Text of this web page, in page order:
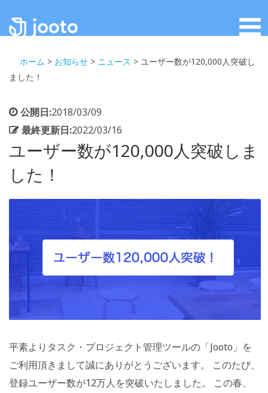
ホーム > お知らせ > ニュース > ユーザー数が120,000人突破し
ました！
公開日:2018/03/09
最終更新日:2022/03/16
ユーザー数が120,000人突破しま
した！
平素よりタスク・プロジェクト管理ツールの「Jooto」を
ご利用頂きまして誠にありがとうございます。 このたび、
登録ユーザー数が12万人を突破いたしました。 この春、